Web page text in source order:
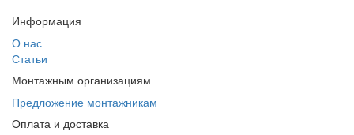
Информация
О нас
Статьи
Монтажным организациям
Предложение монтажникам
Оплата и доставка